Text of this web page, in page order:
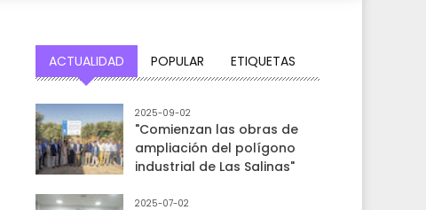
ACTUALIDAD POPULAR ETIQUETAS
2025-09-02
"Comienzan las obras de
ampliación del polígono
industrial de Las Salinas"
2025-07-02